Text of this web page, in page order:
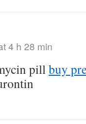
4 h 28 min
pillbuy